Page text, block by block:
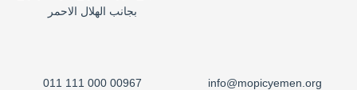
بجانب الهلال الاحمر
info@mopicyemen.org
00967 000 111 011